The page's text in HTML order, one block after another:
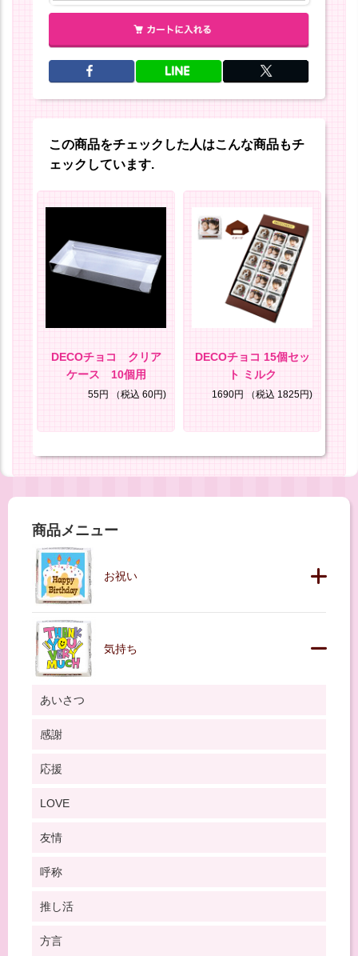
この商品をチェックした人はこんな商品もチ
ェックしています.
DECOチョコ クリア
ケース 10個用
55円 （税込 60円)
DECOチョコ 15個セッ
ト ミルク
1690円 （税込 1825円)
商品メニュー
お祝い
気持ち
あいさつ
感謝
応援
LOVE
友情
呼称
推し活
方言